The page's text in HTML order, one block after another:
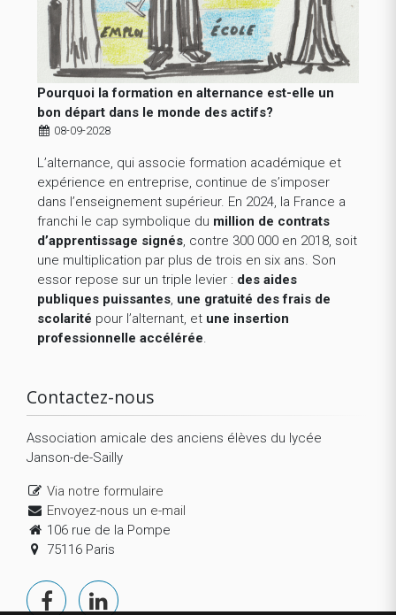
Pourquoi la formation en alternance est-elle un
bon départ dans le monde des actifs?
08-09-2028
L’alternance, qui associe formation académique et
expérience en entreprise, continue de s’imposer
dans l’enseignement supérieur. En 2024, la France a
franchi le cap symbolique du million de contrats
d’apprentissage signés, contre 300 000 en 2018, soit
une multiplication par plus de trois en six ans. Son
essor repose sur un triple levier : des aides
publiques puissantes, une gratuité des frais de
scolarité pour l’alternant, et une insertion
professionnelle accélérée.
Contactez-nous
Association amicale des anciens élèves du lycée
Janson-de-Sailly
Via notre formulaire
Envoyez-nous un e-mail
106 rue de la Pompe
75116 Paris